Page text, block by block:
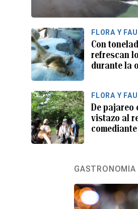
FLORA Y
Con
refrescan
durante la
FLORA Y
De pajareo
vistazo al
GASTRONOMÍA